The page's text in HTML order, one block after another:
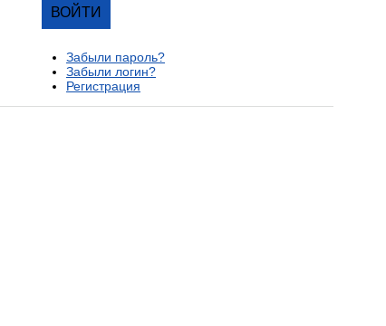
Забыли пароль?
Забыли логин?
Регистрация